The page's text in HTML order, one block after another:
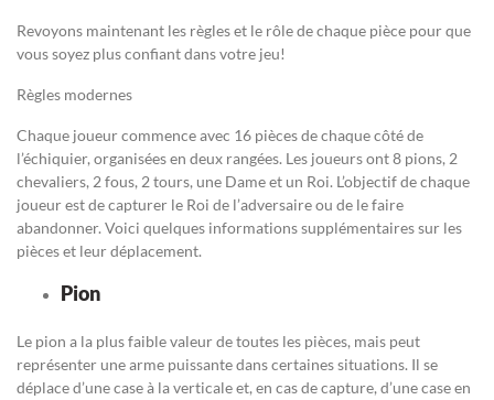
Revoyons maintenant les règles et le rôle de chaque pièce pour que
vous soyez plus confiant dans votre jeu!
Règles modernes
Chaque joueur commence avec 16 pièces de chaque côté de
l’échiquier, organisées en deux rangées. Les joueurs ont 8 pions, 2
chevaliers, 2 fous, 2 tours, une Dame et un Roi. L’objectif de chaque
joueur est de capturer le Roi de l’adversaire ou de le faire
abandonner. Voici quelques informations supplémentaires sur les
pièces et leur déplacement.
Pion
Le pion a la plus faible valeur de toutes les pièces, mais peut
représenter une arme puissante dans certaines situations. Il se
déplace d’une case à la verticale et, en cas de capture, d’une case en